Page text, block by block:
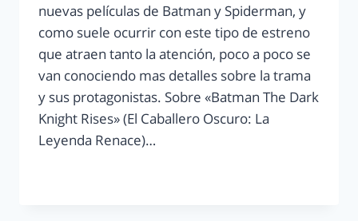
nuevas películas de Batman y Spiderman, y
como suele ocurrir con este tipo de estreno
que atraen tanto la atención, poco a poco se
van conociendo mas detalles sobre la trama
y sus protagonistas. Sobre «Batman The Dark
Knight Rises» (El Caballero Oscuro: La
Leyenda Renace)…